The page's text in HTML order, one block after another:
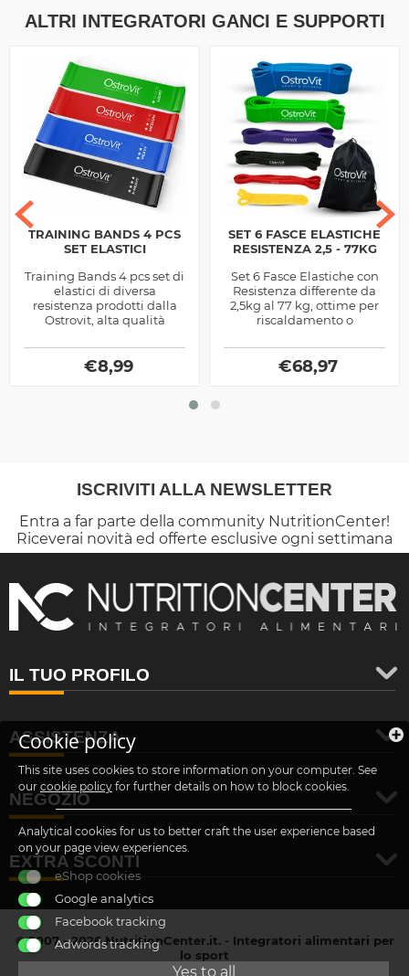
ALTRI INTEGRATORI GANCI E SUPPORTI
TRAINING BANDS 4 PCS
SET ELASTICI
Training Bands 4 pcs set di
elastici di diversa
resistenza prodotti dalla
Ostrovit, alta qualità
€8,99
SET 6 FASCE ELASTICHE
RESISTENZA 2,5 - 77KG
Set 6 Fasce Elastiche con
Resistenza differente da
2,5kg al 77 kg, ottime per
riscaldamento o
€68,97
ISCRIVITI ALLA NEWSLETTER
Entra a far parte della community NutritionCenter!
Riceverai novità ed offerte esclusive ogni settimana
IL TUO PROFILO
ASSISTENZA
NEGOZIO
EXTRA SCONTI
© 2007 - 2026 NutritionCenter.it. - Integratori alimentari per
lo sport
customer@nutritioncenter.it
Cookie policy
This site uses cookies to store information on your computer. See
our cookie policy for further details on how to block cookies.
Analytical cookies for us to better craft the user experience based
on your page view experiences.
eShop cookies
Google analytics
Facebook tracking
Adwords tracking
Yes to all